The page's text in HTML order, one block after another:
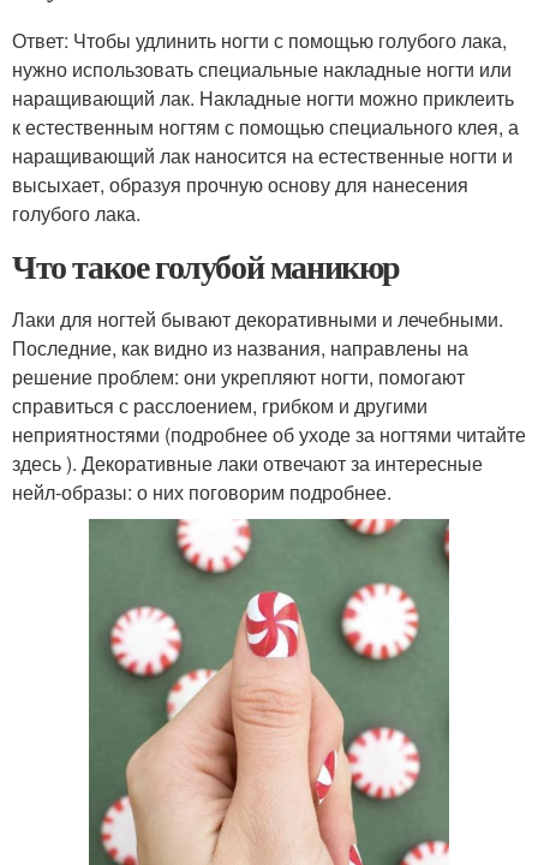
Ответ: Чтобы удлинить ногти с помощью голубого лака,
нужно использовать специальные накладные ногти или
наращивающий лак. Накладные ногти можно приклеить
к естественным ногтям с помощью специального клея, а
наращивающий лак наносится на естественные ногти и
высыхает, образуя прочную основу для нанесения
голубого лака.
Что такое голубой маникюр
Лаки для ногтей бывают декоративными и лечебными.
Последние, как видно из названия, направлены на
решение проблем: они укрепляют ногти, помогают
справиться с расслоением, грибком и другими
неприятностями (подробнее об уходе за ногтями читайте
здесь ). Декоративные лаки отвечают за интересные
нейл-образы: о них поговорим подробнее.